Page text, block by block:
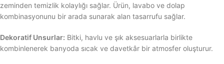
zeminden temizlik kolaylığı sağlar. Ürün, lavabo ve dolap
kombinasyonunu bir arada sunarak alan tasarrufu sağlar.
Dekoratif Unsurlar: Bitki, havlu ve şık aksesuarlarla birlikte
kombinlenerek banyoda sıcak ve davetkâr bir atmosfer oluşturur.